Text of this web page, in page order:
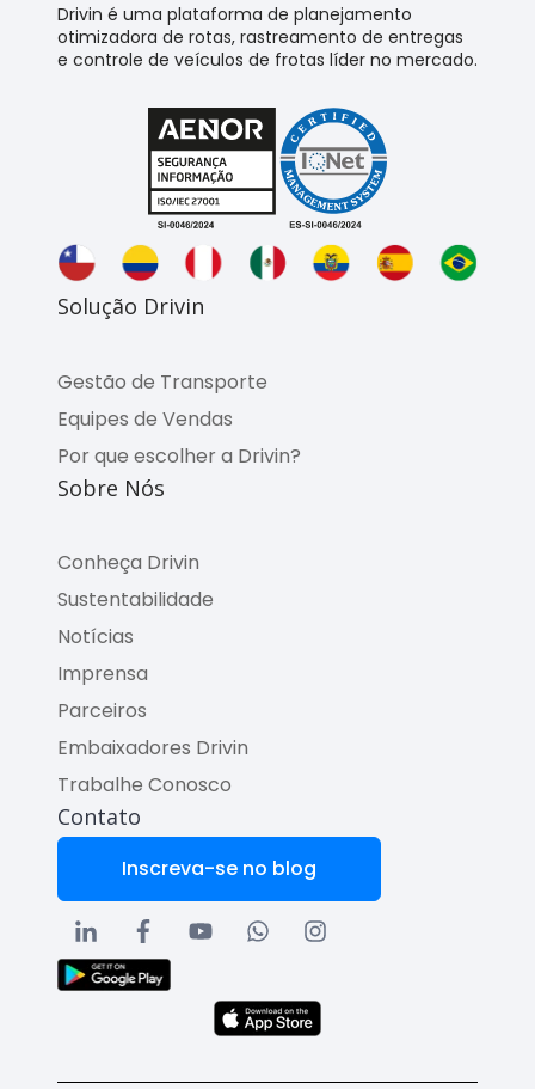
Drivin é uma plataforma de planejamento
otimizadora de rotas, rastreamento de entregas
e controle de veículos de frotas líder no mercado.
Solução Drivin
Gestão de Transporte
Equipes de Vendas
Por que escolher a Drivin?
Sobre Nós
Conheça Drivin
Sustentabilidade
Notícias
Imprensa
Parceiros
Embaixadores Drivin
Trabalhe Conosco
Contato
Inscreva-se no blog